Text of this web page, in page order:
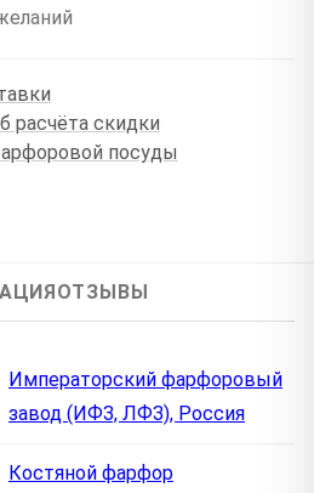
расчёта скидки
посуды
ОТЗЫВЫ
Императорский фарфоровый
завод (ИФЗ, ЛФЗ), Россия
Костяной фарфор